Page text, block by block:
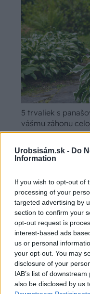
Urobsisám.sk - Do
Information
If you wish to opt-out of
processing of your
targeted advertising by
section to confirm your
opt-out request is
interest-based ads
us or personal
your opt-out. You may
disclosure of your
IAB’s list of
also be disclosed by us
5 trvaliek s
vášmu záhonu
Ako si vyrobiť
vydrží roky?